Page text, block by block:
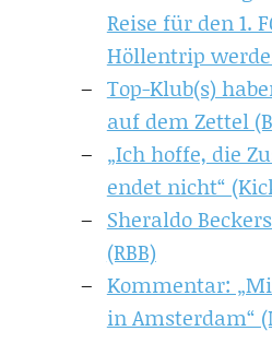
Reise für den 1.
Höllentrip
Top-Klub(s)
auf dem Zettel
„Ich hoffe, die
endet nicht“
Sheraldo
(RBB)
Kommentar:
in Amsterdam“